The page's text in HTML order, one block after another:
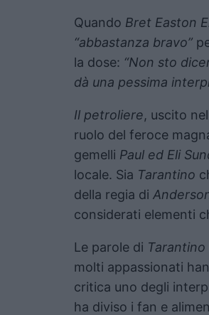
Quando Bret Easton
“abbastanza bravo”
la dose: “Non sto
dà una pessima
Il petroliere, uscito nel
ruolo del feroce
gemelli Paul ed Eli
locale. Sia Tarantino
della regia di
considerati elementi
Le parole di Tarantino
molti appassionati
critica uno degli
ha diviso i fan e